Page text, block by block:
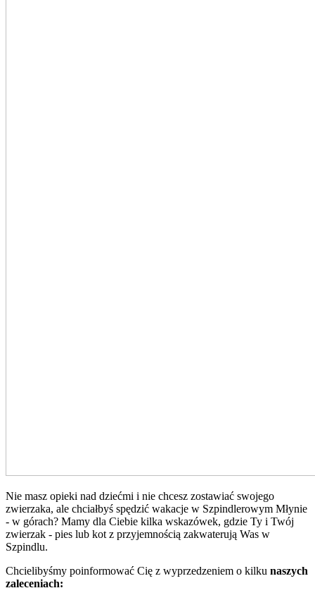
Nie masz opieki nad dziećmi i nie chcesz zostawiać swojego
zwierzaka, ale chciałbyś spędzić wakacje w Szpindlerowym Młynie
- w górach? Mamy dla Ciebie kilka wskazówek, gdzie Ty i Twój
zwierzak - pies lub kot z przyjemnością zakwaterują Was w
Szpindlu.
Chcielibyśmy poinformować Cię z wyprzedzeniem o kilku naszych
zaleceniach: